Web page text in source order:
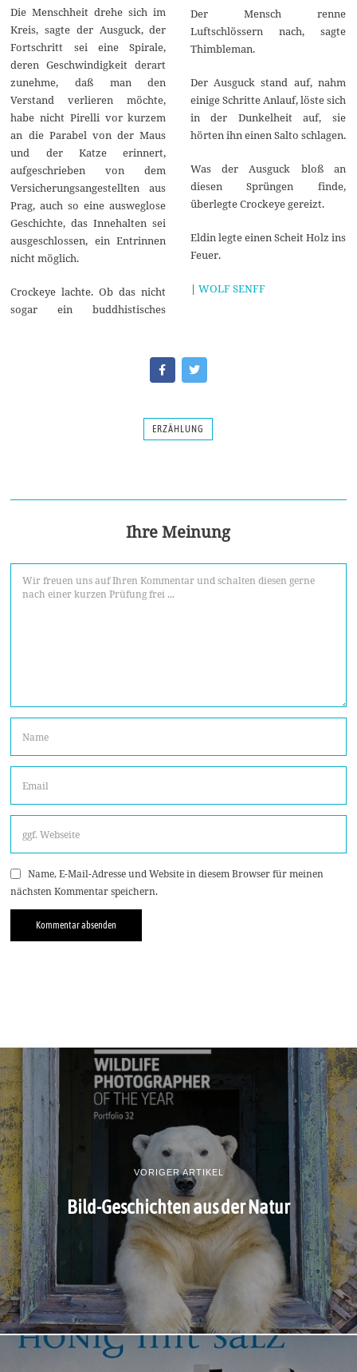
Die Menschheit drehe sich im
Kreis, sagte der Ausguck, der
Fortschritt sei eine Spirale,
deren Geschwindigkeit derart
zunehme, daß man den
Verstand verlieren möchte,
habe nicht Pirelli vor kurzem
an die Parabel von der Maus
und der Katze erinnert,
aufgeschrieben von dem
Versicherungsangestellten aus
Prag, auch so eine ausweglose
Geschichte, das Innehalten sei
ausgeschlossen, ein Entrinnen
nicht möglich.
Crockeye lachte. Ob das nicht
sogar ein buddhistisches
Der Mensch renne
Luftschlössern nach, sagte
Thimbleman.
Der Ausguck stand auf, nahm
einige Schritte Anlauf, löste sich
in der Dunkelheit auf, sie
hörten ihn einen Salto schlagen.
Was der Ausguck bloß an
diesen Sprüngen finde,
überlegte Crockeye gereizt.
Eldin legte einen Scheit Holz ins
Feuer.
| WOLF SENFF
ERZÄHLUNG
Ihre Meinung
Name, E-Mail-Adresse und Website in diesem Browser für meinen
nächsten Kommentar speichern.
VORIGER ARTIKEL
Bild-Geschichten aus der Natur